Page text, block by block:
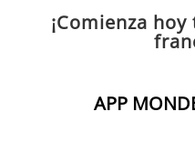
¡Comienza
APP